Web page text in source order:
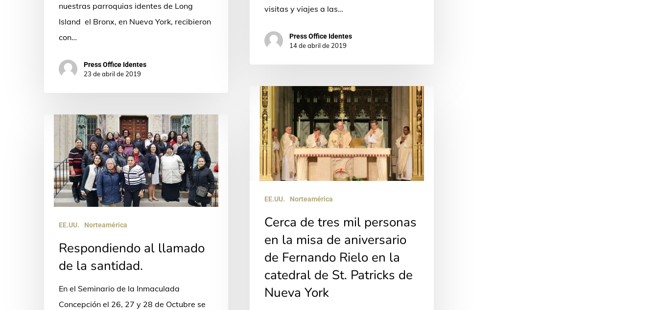
Bronx
(NY)
nuestras parroquias identes de Long
Island el Bronx, en Nueva York, recibieron
con…
Press Office Identes
23 de abril de 2019
visitas y viajes a las…
Press Office Identes
14 de abril de 2019
Cerca
tres
personas
misa
aniversario
Rielo
EE.UU. Norteamérica
Cerca de tres mil personas
en la misa de aniversario
de Fernando Rielo en la
catedral de St. Patricks de
Nueva York
Respondiendo
llamado
santidad.
EE.UU. Norteamérica
Respondiendo al llamado
de la santidad.
En el Seminario de la Inmaculada
Concepción el 26, 27 y 28 de Octubre se